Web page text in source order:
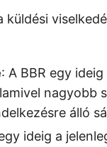
: A BBR egy
nagyobb
álló
ideig a